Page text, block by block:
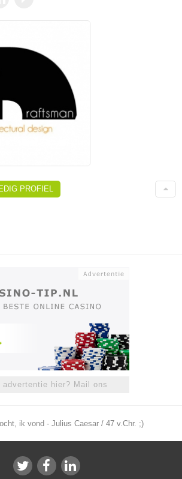
PROFIEL
advertentie hier? Mail ons
ik vond - Julius Caesar / 47 v.Chr. ;)